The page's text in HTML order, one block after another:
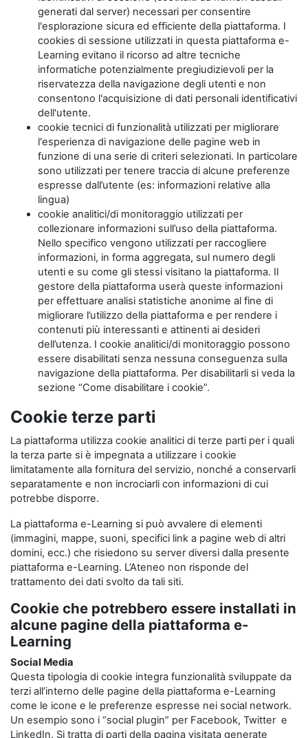
generati dal server) necessari per consentire
l'esplorazione sicura ed efficiente della piattaforma. I
cookies di sessione utilizzati in questa piattaforma e-
Learning evitano il ricorso ad altre tecniche
informatiche potenzialmente pregiudizievoli per la
riservatezza della navigazione degli utenti e non
consentono l'acquisizione di dati personali identificativi
dell'utente.
cookie tecnici di funzionalità utilizzati per migliorare
l'esperienza di navigazione delle pagine web in
funzione di una serie di criteri selezionati. In particolare
sono utilizzati per tenere traccia di alcune preferenze
espresse dall’utente (es: informazioni relative alla
lingua)
cookie analitici/di monitoraggio utilizzati per
collezionare informazioni sull’uso della piattaforma.
Nello specifico vengono utilizzati per raccogliere
informazioni, in forma aggregata, sul numero degli
utenti e su come gli stessi visitano la piattaforma. Il
gestore della piattaforma userà queste informazioni
per effettuare analisi statistiche anonime al fine di
migliorare l’utilizzo della piattaforma e per rendere i
contenuti più interessanti e attinenti ai desideri
dell’utenza. I cookie analitici/di monitoraggio possono
essere disabilitati senza nessuna conseguenza sulla
navigazione della piattaforma. Per disabilitarli si veda la
sezione “Come disabilitare i cookie”.
Cookie terze parti
La piattaforma utilizza cookie analitici di terze parti per i quali
la terza parte si è impegnata a utilizzare i cookie
limitatamente alla fornitura del servizio, nonché a conservarli
separatamente e non incrociarli con informazioni di cui
potrebbe disporre.
La piattaforma e-Learning si può avvalere di elementi
(immagini, mappe, suoni, specifici link a pagine web di altri
domini, ecc.) che risiedono su server diversi dalla presente
piattaforma e-Learning. L’Ateneo non risponde del
trattamento dei dati svolto da tali siti.
Cookie che potrebbero essere installati in
alcune pagine della piattaforma e-
Learning
Social Media
Questa tipologia di cookie integra funzionalità sviluppate da
terzi all’interno delle pagine della piattaforma e-Learning
come le icone e le preferenze espresse nei social network.
Un esempio sono i “social plugin” per Facebook, Twitter e
LinkedIn. Si tratta di parti della pagina visitata generate